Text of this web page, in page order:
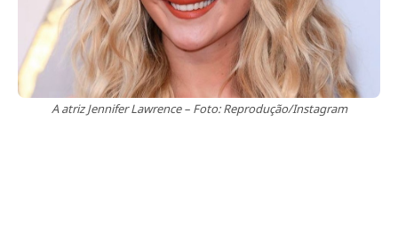
A atriz Jennifer Lawrence – Foto: Reprodução/Instagram